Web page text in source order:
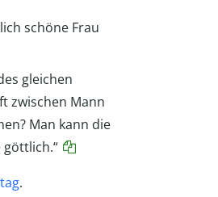
schöne Frau
gleichen
zwischen Mann
Man kann die
.